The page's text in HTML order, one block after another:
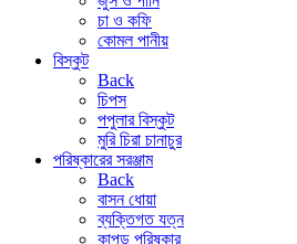
চা ও কফি
কোমল পানীয়
বিস্কুট
Back
চিপস
পপুলার বিস্কুট
মুরি চিরা চানাচুর
পরিষ্কারের সরঞ্জাম
Back
বাসন ধোয়া
ব্যক্তিগত যত্ন
কাপড় পরিষ্কার